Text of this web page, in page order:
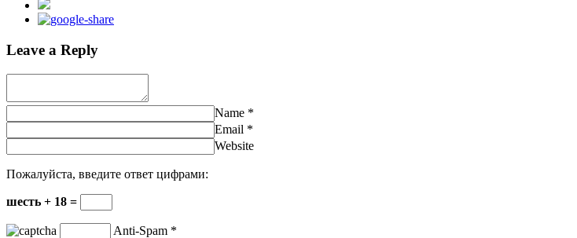
Leave a Reply
Name *
Email *
Website
Пожалуйста, введите ответ цифрами:
шесть + 18 =
Anti-Spam *